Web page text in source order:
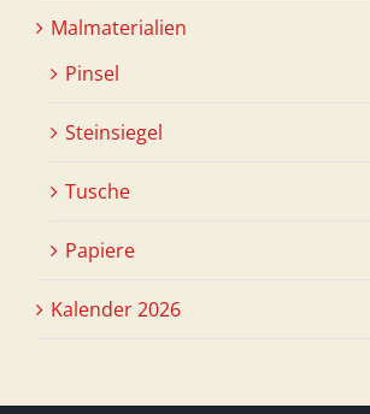
Malmaterialien
Pinsel
Steinsiegel
Tusche
Papiere
Kalender 2026